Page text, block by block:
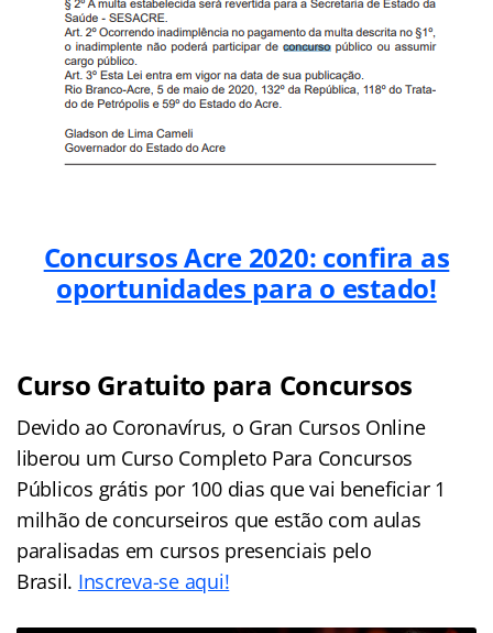
Concursos Acre 2020: confira as
oportunidades para o estado!
Curso Gratuito para Concursos
Devido ao Coronavírus, o Gran Cursos Online
liberou um Curso Completo Para Concursos
Públicos grátis por 100 dias que vai beneficiar 1
milhão de concurseiros que estão com aulas
paralisadas em cursos presenciais pelo
Brasil. Inscreva-se aqui!